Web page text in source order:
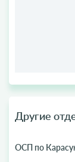
Другие
ОСП по